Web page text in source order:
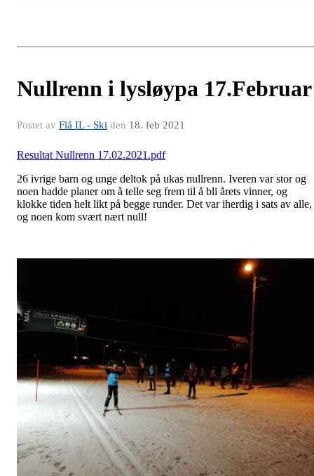
Nullrenn i lysløypa 17.Februar
Postet av Flå IL - Ski den 18. feb 2021
Resultat Nullrenn 17.02.2021.pdf
26 ivrige barn og unge deltok på ukas nullrenn. Iveren var stor og
noen hadde planer om å telle seg frem til å bli årets vinner, og
klokke tiden helt likt på begge runder. Det var iherdig i sats av alle,
og noen kom svært nært null!